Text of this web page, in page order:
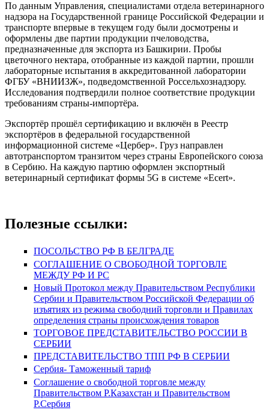
По данным Управления, специалистами отдела ветеринарного
надзора на Государственной границе Российской Федерации и
транспорте впервые в текущем году были досмотрены и
оформлены две партии продукции пчеловодства,
предназначенные для экспорта из Башкирии. Пробы
цветочного нектара, отобранные из каждой партии, прошли
лабораторные испытания в аккредитованной лаборатории
ФГБУ «ВНИИЗЖ», подведомственной Россельхознадзору.
Исследования подтвердили полное соответствие продукции
требованиям страны-импортёра.
Экспортёр прошёл сертификацию и включён в Реестр
экспортёров в федеральной государственной
информационной системе «Цербер». Груз направлен
автотранспортом транзитом через страны Европейского союза
в Сербию. На каждую партию оформлен экспортный
ветеринарный сертификат формы 5G в системе «Ecert».
Полезные ссылки:
ПОСОЛЬСТВО РФ В БЕЛГРАДЕ
СОГЛАШЕНИЕ О СВОБОДНОЙ ТОРГОВЛЕ
МЕЖДУ РФ И РС
Новый Протокол между Правительством Республики
Сербии и Правительством Российской Федерации об
изъятиях из режима свободний торговли и Правилах
определения страны происхождения товаров
ТОРГОВОЕ ПРЕДСТАВИТЕЛЬСТВО РОССИИ В
СЕРБИИ
ПРЕДСТАВИТЕЛЬСТВО ТПП РФ В СЕРБИИ
Сербия- Таможенный тариф
Соглашение о свободной торговле между
Правительством Р.Казахстан и Правительством
Р.Сербия